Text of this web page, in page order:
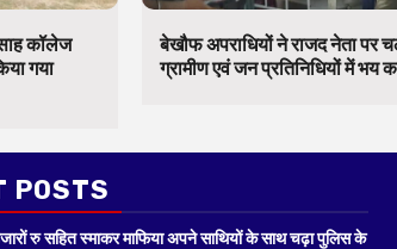
कॉलेज
गया
बेखौफ अपराधियों ने राजद नेता पर
ग्रामीण एवं जन प्रतिनिधियों में भय
POSTS
रु सहित स्माकर माफिया अपने साथियों के साथ चढ़ा पुलिस के